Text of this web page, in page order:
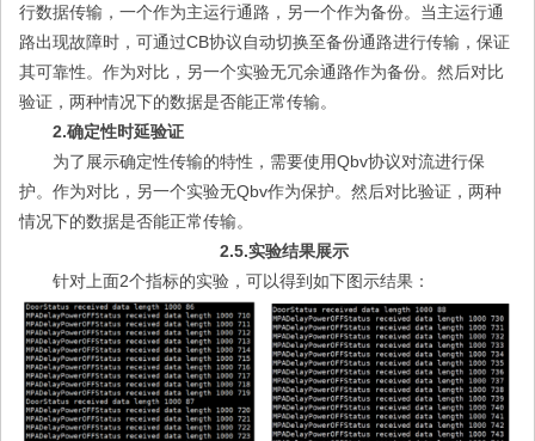
行数据传输，一个作为主运行通路，另一个作为备份。当主运行通
路出现故障时，可通过CB协议自动切换至备份通路进行传输，保证
其可靠性。作为对比，另一个实验无冗余通路作为备份。然后对比
验证，两种情况下的数据是否能正常传输。
2.确定性时延验证
为了展示确定性传输的特性，需要使用Qbv协议对流进行保
护。作为对比，另一个实验无Qbv作为保护。然后对比验证，两种
情况下的数据是否能正常传输。
2.5.实验结果展示
针对上面2个指标的实验，可以得到如下图示结果：